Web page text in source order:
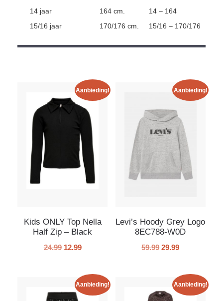
14 jaar
164 cm.
14 – 164
15/16 jaar
170/176 cm. 15/16 – 170/176
Aanbieding!
Kids ONLY Top Nella
Half Zip – Black
24.99 12.99
Aanbieding!
Levi’s Hoody Grey Logo
8EC788-W0D
59.99 29.99
Aanbieding! Aanbieding!